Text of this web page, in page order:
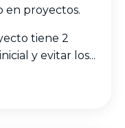
en proyectos.
tiene 2
y evitar los...